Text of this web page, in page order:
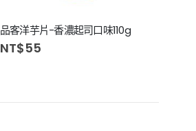
品客洋芋片-香濃起司口味110g
NT$55